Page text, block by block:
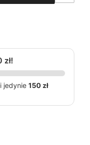
zł!
jedynie 150 zł